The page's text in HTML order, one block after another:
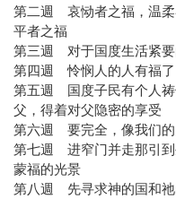
第二週 哀恸者之福，温柔
平者之福
第三週 对于国度生活紧
第四週 怜悯人的人有福了
第五週 国度子民有个人祷
父，得着对父隐密的享受
第六週 要完全，像我们的
第七週 进窄门并走那引到
蒙福的光景
第八週 先寻求神的国和祂